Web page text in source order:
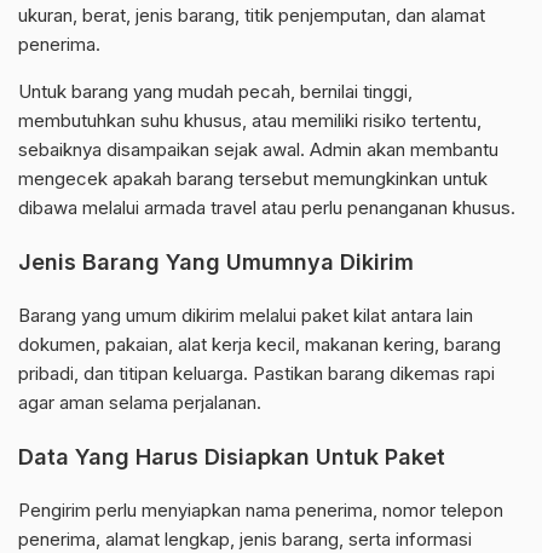
ukuran, berat, jenis barang, titik penjemputan, dan alamat
penerima.
Untuk barang yang mudah pecah, bernilai tinggi,
membutuhkan suhu khusus, atau memiliki risiko tertentu,
sebaiknya disampaikan sejak awal. Admin akan membantu
mengecek apakah barang tersebut memungkinkan untuk
dibawa melalui armada travel atau perlu penanganan khusus.
Jenis Barang Yang Umumnya Dikirim
Barang yang umum dikirim melalui paket kilat antara lain
dokumen, pakaian, alat kerja kecil, makanan kering, barang
pribadi, dan titipan keluarga. Pastikan barang dikemas rapi
agar aman selama perjalanan.
Data Yang Harus Disiapkan Untuk Paket
Pengirim perlu menyiapkan nama penerima, nomor telepon
penerima, alamat lengkap, jenis barang, serta informasi